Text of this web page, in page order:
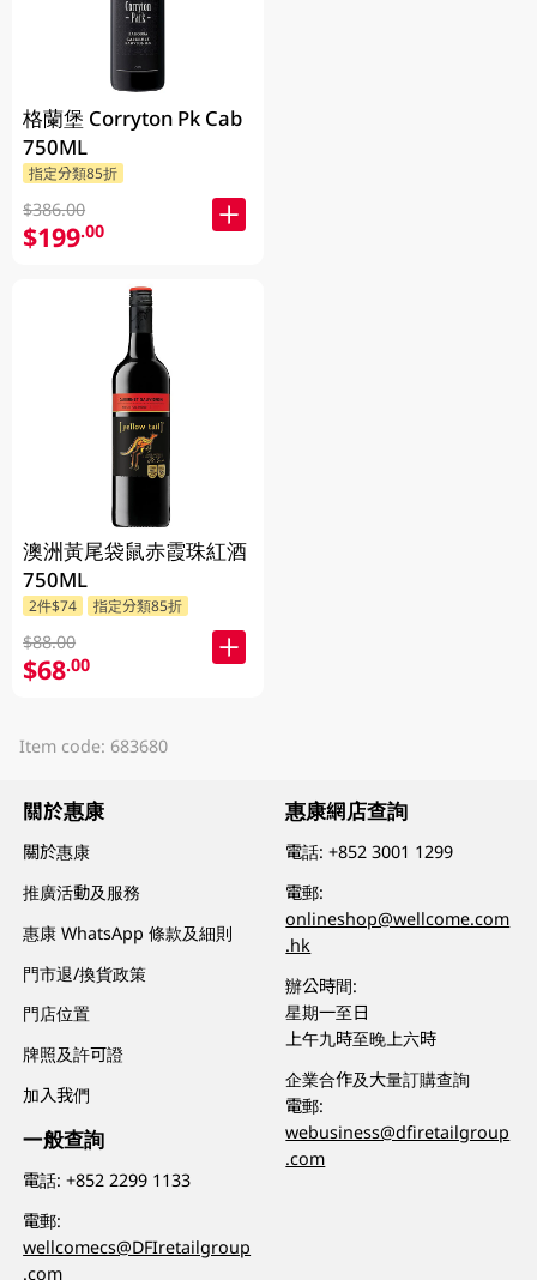
格蘭堡 Corryton Pk Cab
750ML
指定分類85折
$386.00
$199.00
澳洲黃尾袋鼠赤霞珠紅酒
750ML
2件$74 指定分類85折
$88.00
$68.00
Item code: 683680
關於惠康
關於惠康
推廣活動及服務
惠康 WhatsApp 條款及細則
門市退/換貨政策
門店位置
牌照及許可證
加入我們
一般查詢
電話:+852 2299 1133
電郵:
wellcomecs@DFIretailgroup
.com
惠康網店查詢
電話:+852 3001 1299
電郵:
onlineshop@wellcome.com
.hk
辦公時間:
星期一至日
上午九時至晚上六時
企業合作及大量訂購查詢
電郵:
webusiness@dfiretailgroup
.com